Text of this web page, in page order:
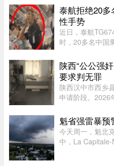
性很大，是一张
泰航拒绝20
性手势
近日，泰航
时，20多名中国
常起飞，现场还
角”手势的争议。
陕西“公公强
要求判无罪
陕西汉中市西乡
申请阶段。2026
被告人王某某有
关法院递交再审
魁省强雷暴预
今天周一，魁北
中，La